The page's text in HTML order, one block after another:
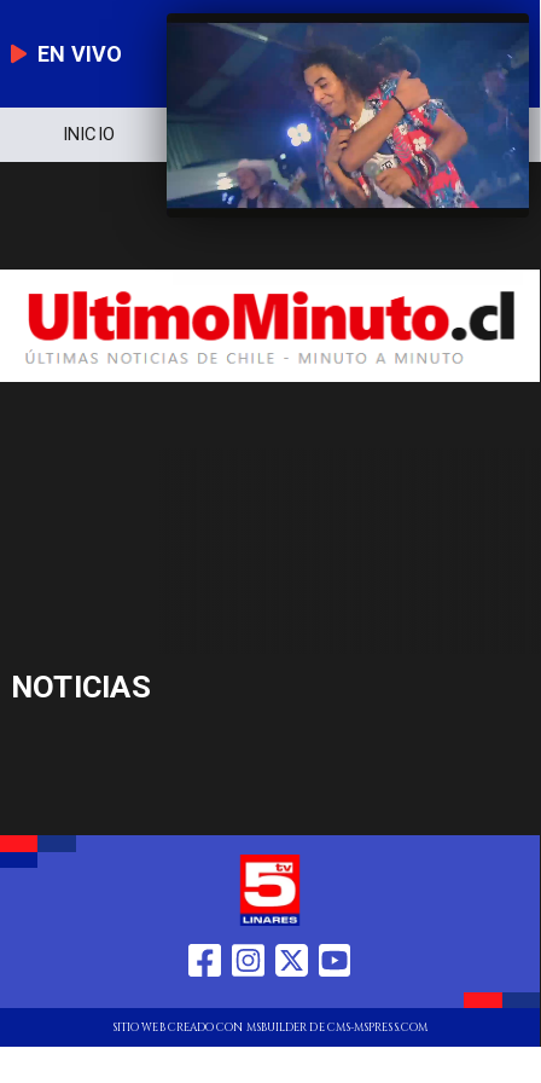
EN VIVO
INICIO NOTICIERO POLÍTICA
NOTICIAS
SITIO WEB CREADO CON MSBUILDER DE CMS-MSPRESS.COM